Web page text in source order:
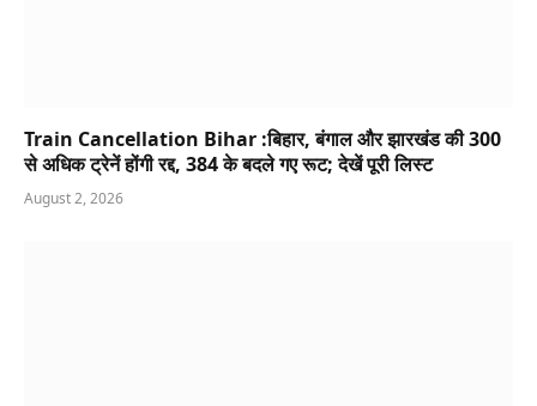
Train Cancellation Bihar :बिहार, बंगाल और झारखंड की 300
से अधिक ट्रेनें होंगी रद्द, 384 के बदले गए रूट; देखें पूरी लिस्ट
August 2, 2026